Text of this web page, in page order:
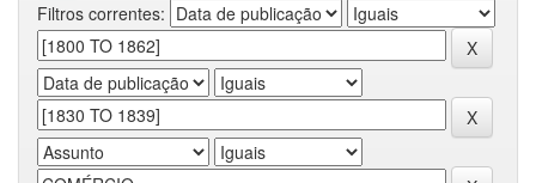
Filtros correntes: